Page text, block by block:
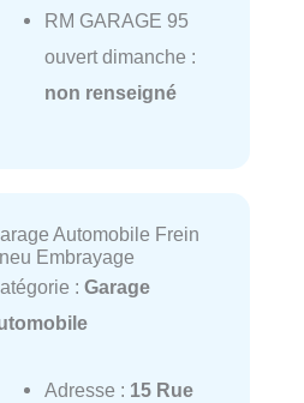
RM GARAGE 95
ouvert dimanche :
non renseigné
Automobile Frein
Embrayage
: Garage
Adresse : 15 Rue